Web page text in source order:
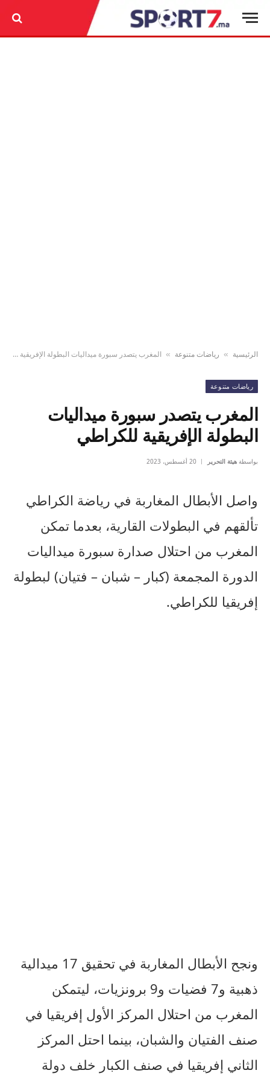
الرئيسية » رياضات متنوعة » المغرب يتصدر سبورة ميداليات البطولة الإفريقية للكراطي
رياضات متنوعة
المغرب يتصدر سبورة ميداليات
البطولة الإفريقية للكراطي
بواسطة هيئة التحرير 20 أغسطس، 2023
واصل الأبطال المغاربة في رياضة الكراطي
تألقهم في البطولات القارية، بعدما تمكن
المغرب من احتلال صدارة سبورة ميداليات
الدورة المجمعة (كبار – شبان – فتيان) لبطولة
إفريقيا للكراطي.
ونجح الأبطال المغاربة في تحقيق 17 ميدالية
ذهبية و7 فضيات و9 برونزيات، ليتمكن
المغرب من احتلال المركز الأول إفريقيا في
صنف الفتيان والشبان، بينما احتل المركز
الثاني إفريقيا في صنف الكبار خلف دولة